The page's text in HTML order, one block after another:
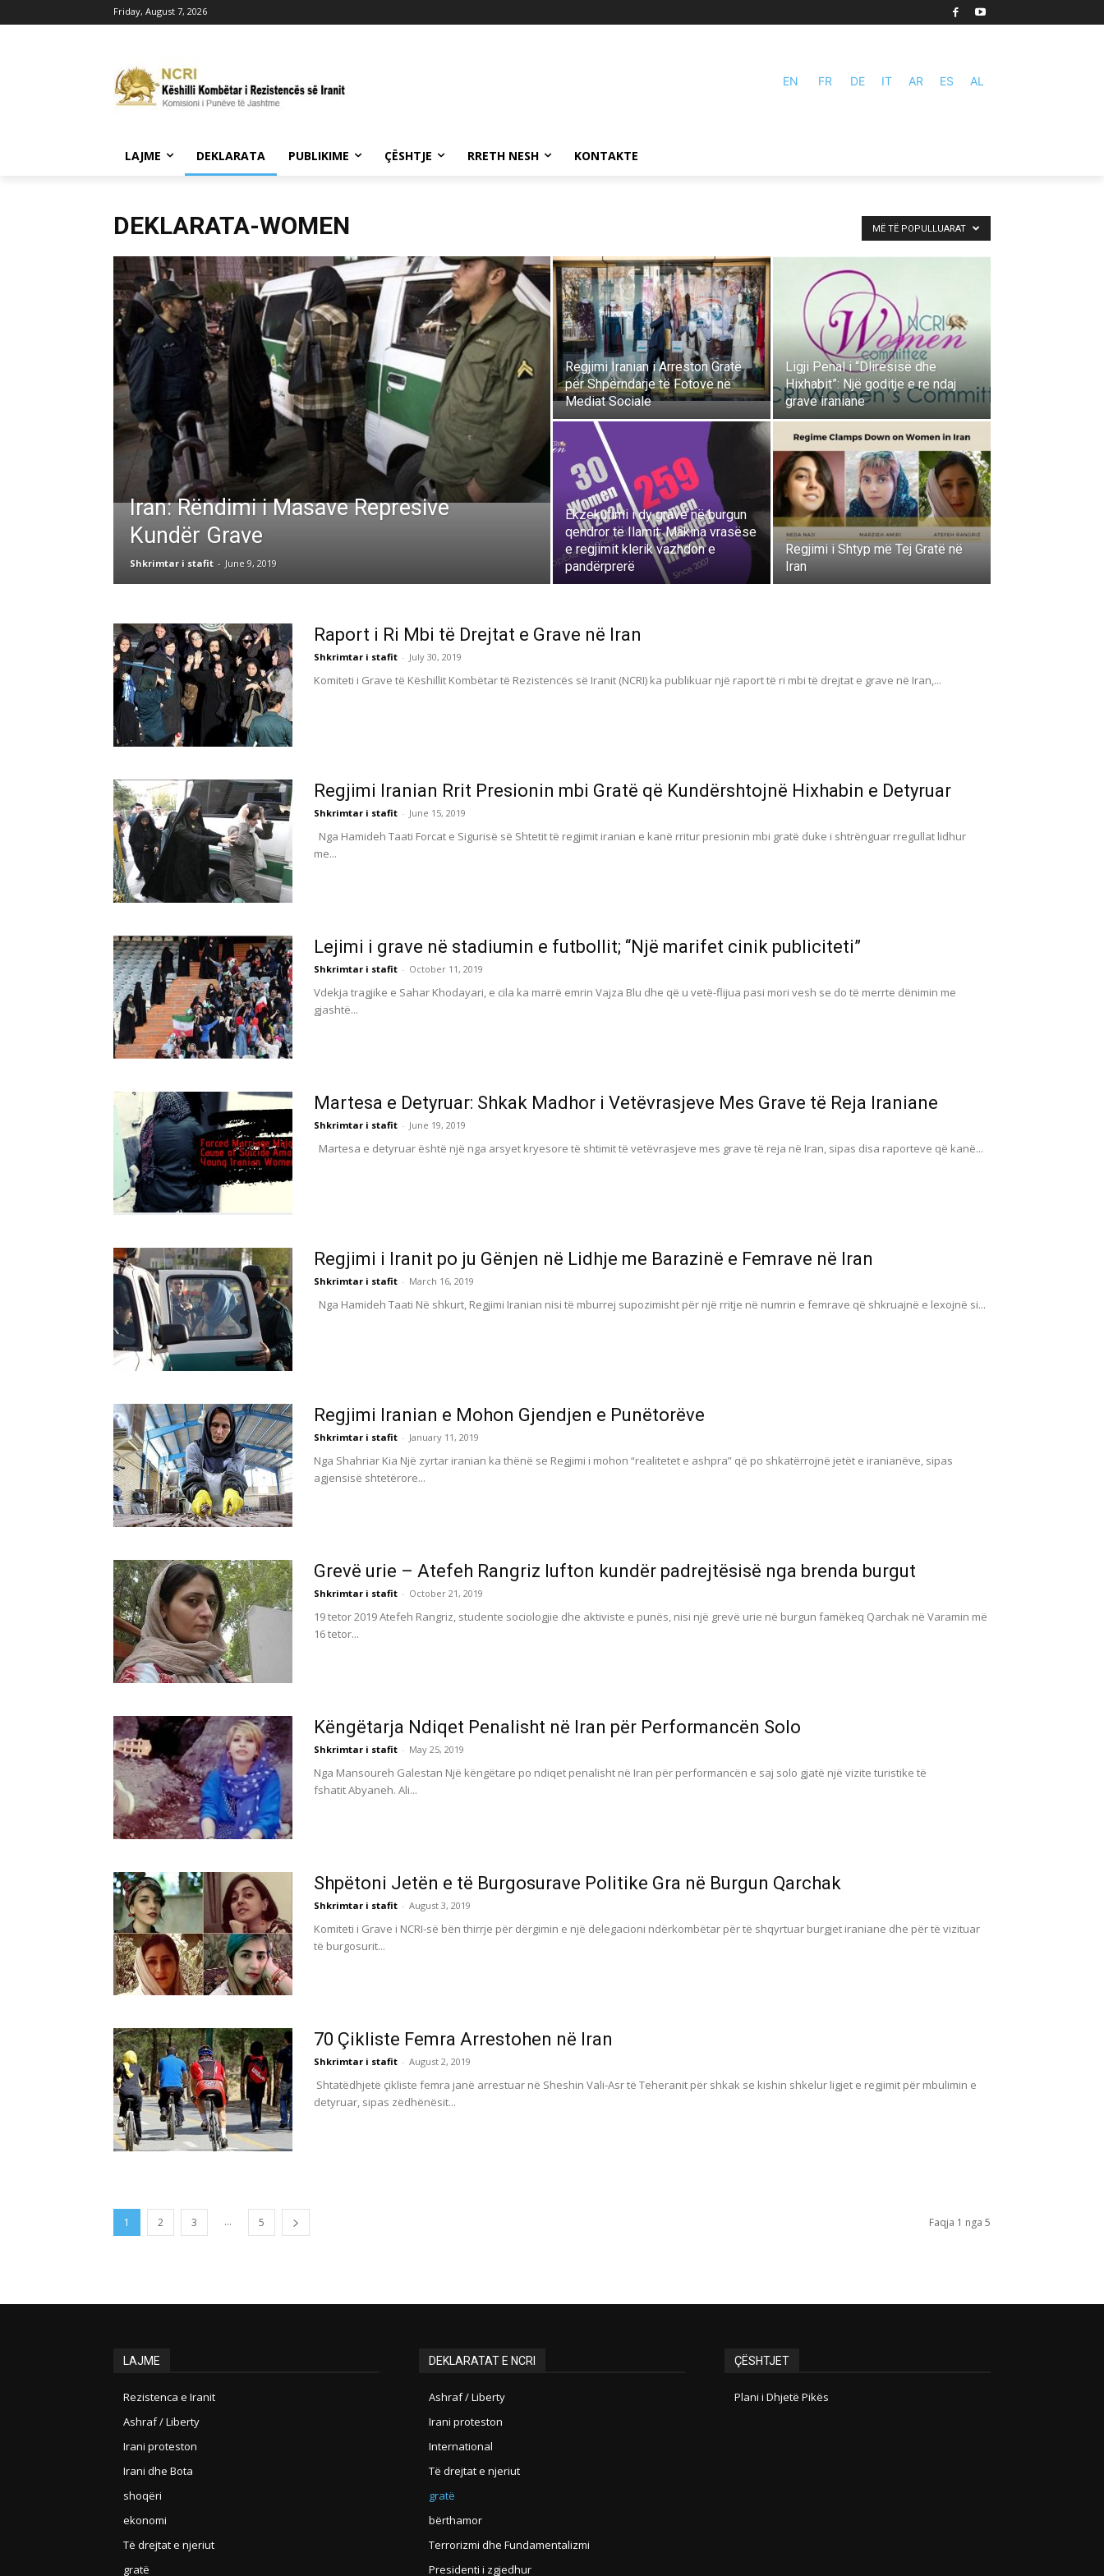
Friday, August 7, 2026
EN FR DE IT AR ES AL
LAJME DEKLARATA PUBLIKIME ÇËSHTJE RRETH NESH KONTAKTE
DEKLARATA-WOMEN MË TË POPULLUARAT
Iran: Rëndimi i Masave Represive
Kundër Grave
Shkrimtar i stafit - June 9, 2019
Regjimi Iranian i Arreston Gratë
për Shpërndarje të Fotove në
Mediat Sociale
Ligji Penal i “Dlirësisë dhe
Hixhabit”: Një goditje e re ndaj
grave iraniane
Ekzekutimi i dy grave në burgun
qendror të Ilamit: Makina vrasëse
e regjimit klerik vazhdon e
pandërprerë
Regjimi i Shtyp më Tej Gratë në
Iran
Raport i Ri Mbi të Drejtat e Grave në Iran
Shkrimtar i stafit - July 30, 2019
Komiteti i Grave të Këshillit Kombëtar të Rezistencës së Iranit (NCRI) ka publikuar një raport të ri mbi të drejtat e grave në Iran,...
Regjimi Iranian Rrit Presionin mbi Gratë që Kundërshtojnë Hixhabin e Detyruar
Shkrimtar i stafit - June 15, 2019
Nga Hamideh Taati Forcat e Sigurisë së Shtetit të regjimit iranian e kanë rritur presionin mbi gratë duke i shtrënguar rregullat lidhur
me...
Lejimi i grave në stadiumin e futbollit; “Një marifet cinik publiciteti”
Shkrimtar i stafit - October 11, 2019
Vdekja tragjike e Sahar Khodayari, e cila ka marrë emrin Vajza Blu dhe që u vetë-flijua pasi mori vesh se do të merrte dënimin me
gjashtë...
Martesa e Detyruar: Shkak Madhor i Vetëvrasjeve Mes Grave të Reja Iraniane
Shkrimtar i stafit - June 19, 2019
Martesa e detyruar është një nga arsyet kryesore të shtimit të vetëvrasjeve mes grave të reja në Iran, sipas disa raporteve që kanë...
Regjimi i Iranit po ju Gënjen në Lidhje me Barazinë e Femrave në Iran
Shkrimtar i stafit - March 16, 2019
Nga Hamideh Taati Në shkurt, Regjimi Iranian nisi të mburrej supozimisht për një rritje në numrin e femrave që shkruajnë e lexojnë si...
Regjimi Iranian e Mohon Gjendjen e Punëtorëve
Shkrimtar i stafit - January 11, 2019
Nga Shahriar Kia Një zyrtar iranian ka thënë se Regjimi i mohon “realitetet e ashpra” që po shkatërrojnë jetët e iranianëve, sipas
agjensisë shtetërore...
Grevë urie – Atefeh Rangriz lufton kundër padrejtësisë nga brenda burgut
Shkrimtar i stafit - October 21, 2019
19 tetor 2019 Atefeh Rangriz, studente sociologjie dhe aktiviste e punës, nisi një grevë urie në burgun famëkeq Qarchak në Varamin më
16 tetor...
Këngëtarja Ndiqet Penalisht në Iran për Performancën Solo
Shkrimtar i stafit - May 25, 2019
Nga Mansoureh Galestan Një këngëtare po ndiqet penalisht në Iran për performancën e saj solo gjatë një vizite turistike të
fshatit Abyaneh. Ali...
Shpëtoni Jetën e të Burgosurave Politike Gra në Burgun Qarchak
Shkrimtar i stafit - August 3, 2019
Komiteti i Grave i NCRI-së bën thirrje për dërgimin e një delegacioni ndërkombëtar për të shqyrtuar burgjet iraniane dhe për të vizituar
të burgosurit...
70 Çikliste Femra Arrestohen në Iran
Shkrimtar i stafit - August 2, 2019
Shtatëdhjetë çikliste femra janë arrestuar në Sheshin Vali-Asr të Teheranit për shkak se kishin shkelur ligjet e regjimit për mbulimin e
detyruar, sipas zëdhënësit...
1 2 3 ... 5 Faqja 1 nga 5
LAJME
Rezistenca e Iranit
Ashraf / Liberty
Irani proteston
Irani dhe Bota
shoqëri
ekonomi
Të drejtat e njeriut
gratë
DEKLARATAT E NCRI
Ashraf / Liberty
Irani proteston
International
Të drejtat e njeriut
gratë
bërthamor
Terrorizmi dhe Fundamentalizmi
Presidenti i zgjedhur
ÇËSHTJET
Plani i Dhjetë Pikës